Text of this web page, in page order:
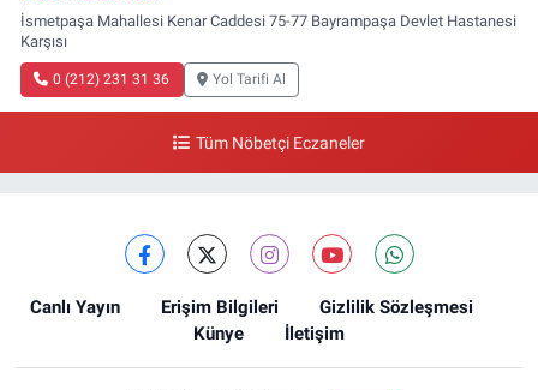
İsmetpaşa Mahallesi Kenar Caddesi 75-77 Bayrampaşa Devlet Hastanesi
Karşısı
0 (212) 231 31 36 Yol Tarifi Al
Tüm Nöbetçi Eczaneler
Canlı Yayın Erişim Bilgileri
Gizlilik Sözleşmesi
Künye
İletişim